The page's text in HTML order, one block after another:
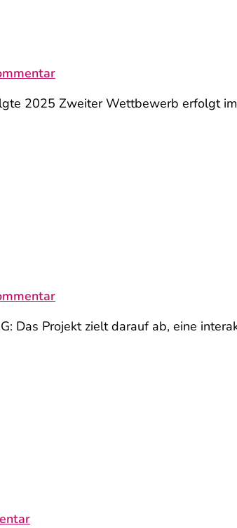
2025 Zweiter Wettbewerb erfolgt
Das Projekt zielt darauf ab, eine